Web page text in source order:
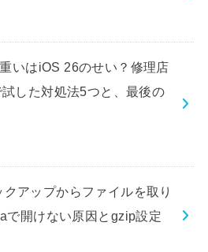
いはiOS 26のせい？修理店
した対処法5つと、最後の
アップからファイルを取り
で開けない原因とgzip設定